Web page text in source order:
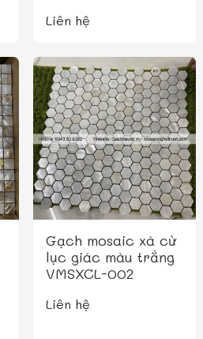
Liên hệ
Gạch mosaic xà cừ
lục giác màu trắng
VMSXCL-002
Liên hệ